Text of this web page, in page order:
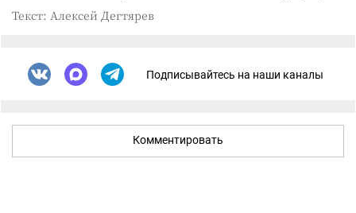
Текст: Алексей Дегтярев
Подписывайтесь на наши каналы
Комментировать